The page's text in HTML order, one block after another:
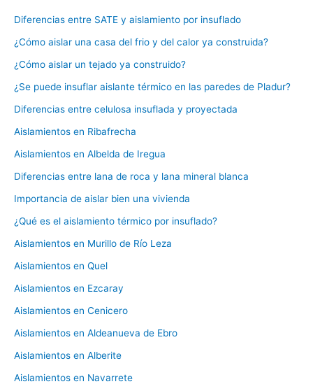
Diferencias entre SATE y aislamiento por insuflado
¿Cómo aislar una casa del frio y del calor ya construida?
¿Cómo aislar un tejado ya construido?
¿Se puede insuflar aislante térmico en las paredes de Pladur?
Diferencias entre celulosa insuflada y proyectada
Aislamientos en Ribafrecha
Aislamientos en Albelda de Iregua
Diferencias entre lana de roca y lana mineral blanca
Importancia de aislar bien una vivienda
¿Qué es el aislamiento térmico por insuflado?
Aislamientos en Murillo de Río Leza
Aislamientos en Quel
Aislamientos en Ezcaray
Aislamientos en Cenicero
Aislamientos en Aldeanueva de Ebro
Aislamientos en Alberite
Aislamientos en Navarrete